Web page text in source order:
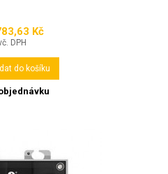
CenaKč
DPH
do košíku